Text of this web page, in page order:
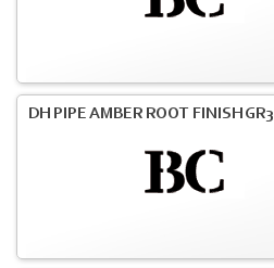
DH PIPE AMBER ROOT FINISH GR3